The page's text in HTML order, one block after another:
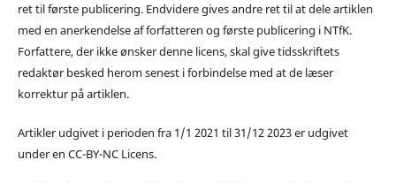
ret til første publicering. Endvidere gives andre ret til at dele artiklen
med en anerkendelse af forfatteren og første publicering i NTfK.
Forfattere, der ikke ønsker denne licens, skal give tidsskriftets
redaktør besked herom senest i forbindelse med at de læser
korrektur på artiklen.
Artikler udgivet i perioden fra 1/1 2021 til 31/12 2023 er udgivet
under en CC-BY-NC Licens.